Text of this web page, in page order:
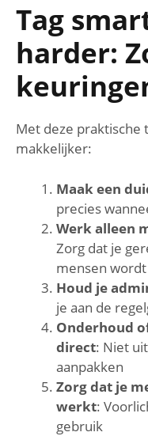
Tag
harder:
Met deze praktische
makkelijker:
Maak een
precies
Werk alleen
Zorg dat je
mensen
Houd je
je aan de
Onderhoud
direct: Niet
aanpakken
Zorg dat je
werkt:
gebruik